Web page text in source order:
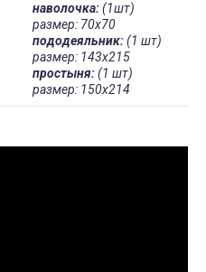
наволочка:(1шт)
размер: 70х70
пододеяльник:(1 шт)
размер: 143х215
простыня:(1 шт)
размер: 150х214